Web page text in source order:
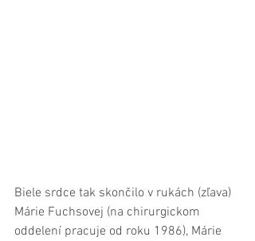
Biele srdce tak skončilo v rukách (zľava)
Márie Fuchsovej (na chirurgickom
oddelení pracuje od roku 1986), Márie